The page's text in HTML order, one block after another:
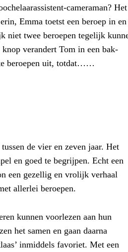
cameraman? Het
Emma toetst een beroep in en
niet twee beroepen tegelijk
verandert Tom in een bak-
beroepen uit, totdat……
de vier en zeven jaar. Het
en goed te begrijpen. Echt een
een gezellig en vrolijk verhaal
allerlei beroepen.
kunnen voorlezen aan hun
het samen en gaan daarna
inmiddels favoriet. Met een